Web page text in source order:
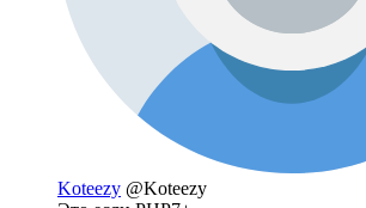
Koteezy @Koteezy